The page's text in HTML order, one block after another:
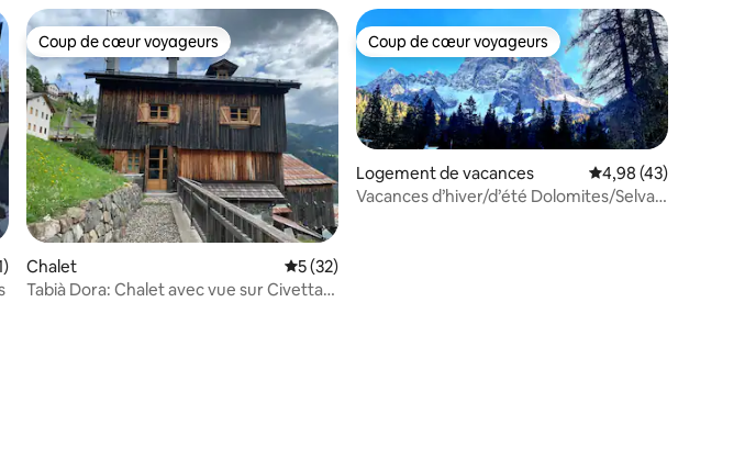
moyenne sur la base de 81 commentaires : 4,65 sur 5
Coup de cœur voyageurs
Coup de cœur voyageurs
Chalet Évaluation moyenne sur la base de 32 commentaires : 5 sur 5
5 (32)
Tabià Dora: Chalet avec vue sur Civetta
Coup de cœur voyageurs
Coup de cœur voyageurs
Logement de vacances Évaluation moyenne
4,98 (43)
Vacances d’hiver/d’été Dolomites/Selva